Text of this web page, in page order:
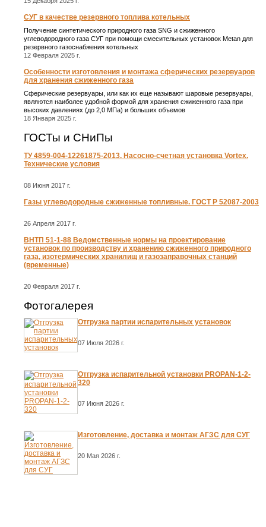
СУГ в качестве резервного топлива котельных
Получение синтетического природного газа SNG и сжиженного
углеводородного газа СУГ при помощи смесительных установок Metan для
резервного газоснабжения котельных
12 Февраля 2025 г.
Особенности изготовления и монтажа сферических резервуаров
для хранения сжиженного газа
Сферические резервуары, или как их еще называют шаровые резервуары,
являются наиболее удобной формой для хранения сжиженного газа при
высоких давлениях (до 2,0 МПа) и больших объемов
18 Января 2025 г.
ГОСТы и СНиПы
ТУ 4859-004-12261875-2013. Насосно-счетная установка Vortex.
Технические условия
08 Июня 2017 г.
Газы углеводородные сжиженные топливные. ГОСТ Р 52087-2003
26 Апреля 2017 г.
ВНТП 51-1-88 Ведомственные нормы на проектирование
установок по производству и хранению сжиженного природного
газа, изотермических хранилищ и газозаправочных станций
(временные)
20 Февраля 2017 г.
Фотогалерея
Отгрузка партии испарительных установок
07 Июля 2026 г.
Отгрузка испарительной установки PROPAN-1-2-
320
07 Июня 2026 г.
Изготовление, доставка и монтаж АГЗС для СУГ
20 Мая 2026 г.